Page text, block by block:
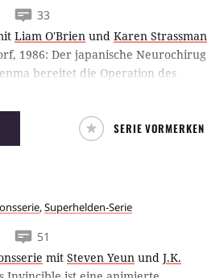
33
Liam O'Brien und Karen Strassman
1986: Der japanische Neurochirug
bereitet die Operation des
lebensgefährlich verletzt wurde.
sind erschossen worden, seine
Anna hat einen schweren
wird der Klinikchef und zwei
vergiftet. Johann und Anna sind
SERIE VORMERKEN
,Superhelden-Serie
51
mit Steven Yeun und J.K.